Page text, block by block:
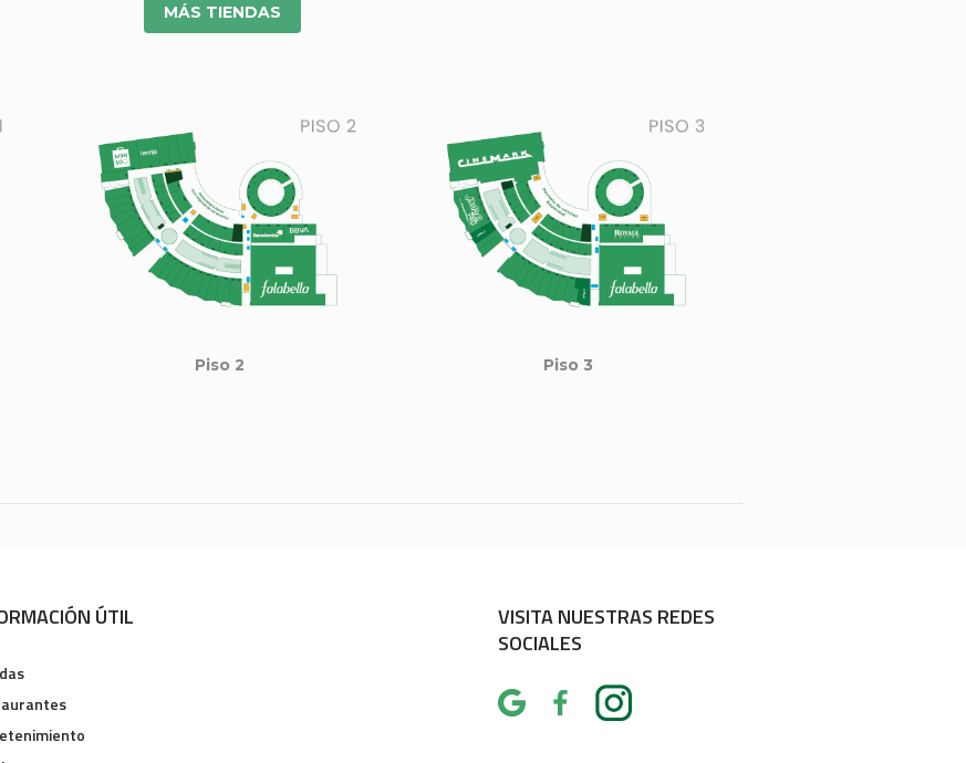
MÁS TIENDAS
Piso 2 Piso 3
ÚTIL
VISITA NUESTRAS REDES
SOCIALES